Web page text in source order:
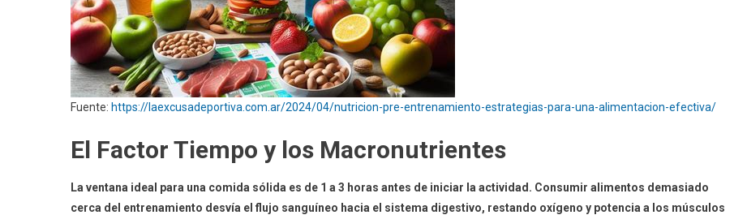
Fuente: https://laexcusadeportiva.com.ar/2024/04/nutricion-pre-entrenamiento-estrategias-para-una-alimentacion-efectiva/
El Factor Tiempo y los Macronutrientes
La ventana ideal para una comida sólida es de 1 a 3 horas antes de iniciar la actividad. Consumir alimentos demasiado
cerca del entrenamiento desvía el flujo sanguíneo hacia el sistema digestivo, restando oxígeno y potencia a los músculos